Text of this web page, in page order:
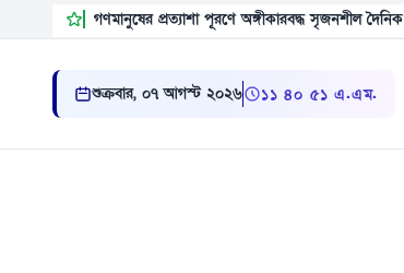
গণমানুষের প্রত্যাশা পূরণে অঙ্গীকারবদ্ধ সৃজনশীল দৈনিক
শুক্রবার, ০৭ আগস্ট ২০২৬ ১১:৪০:৫২ এ.এম.